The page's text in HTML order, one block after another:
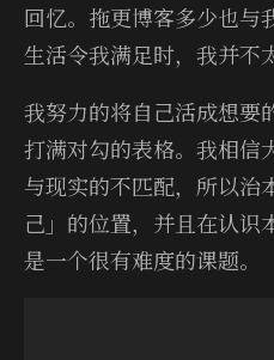
回忆。拖更博客多少也与
生活令我满足时，我并不
我努力的将自己活成想要
打满对勾的表格。我相信
与现实的不匹配，所以治
己」的位置，并且在认识
是一个很有难度的课题。